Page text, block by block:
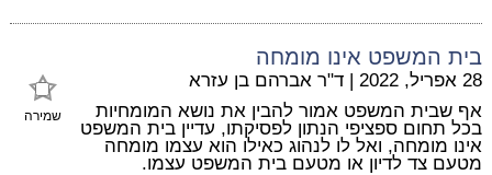
בית המשפט אינו מומחה
שמירה
28 אפריל, 2022 | ד"ר אברהם בן עזרא
אף שבית המשפט אמור להבין את נושא המומחיות
בכל תחום ספציפי הנתון לפסיקתו, עדיין בית המשפט
אינו מומחה, ואל לו לנהוג כאילו הוא עצמו מומחה
מטעם צד לדיון או מטעם בית המשפט עצמו.